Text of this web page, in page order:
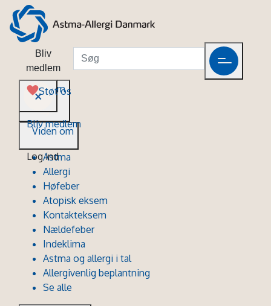
Bliv
medlem
Støt os
Bliv medlem
Log ind
Viden om
Viden om
Astma
Allergi
Høfeber
Atopisk eksem
Kontakteksem
Nældefeber
Indeklima
Astma og allergi i tal
Allergivenlig beplantning
Se alle